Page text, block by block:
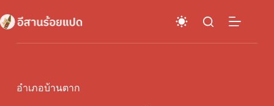
to
content
อำเภอบ้านตาก